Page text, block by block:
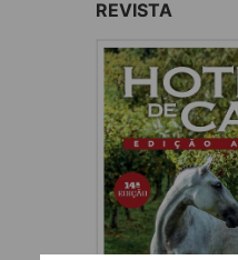
REVISTA